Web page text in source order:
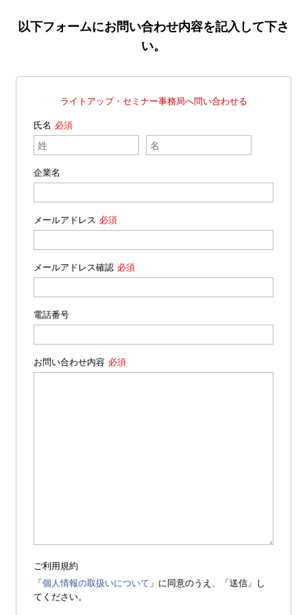
以下フォームにお問い合わせ内容を記入して下さ
い。
ライトアップ・セミナー事務局へ問い合わせる
氏名
企業名
メールアドレス
メールアドレス確認
電話番号
お問い合わせ内容
ご利用規約
「個人情報の取扱いについて 」に同意のうえ、「送信」し
てください。